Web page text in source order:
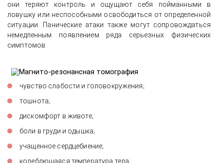
они теряют контроль и ощущают себя пойманными в
ловушку или неспособными освободиться от определенной
ситуации. Панические атаки также могут сопровождаться
немедленным появлением ряда серьезных физических
симптомов:
чувство слабости и головокружения;
тошнота;
дискомфорт в животе;
боли в груди и одышка;
учащенное сердцебиение;
колеблющаяся температура тела;